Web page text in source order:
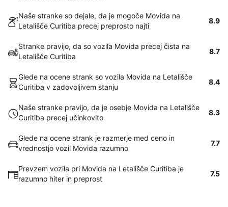
Naše stranke so dejale, da je mogoče Movida na
Letališče Curitiba precej preprosto najti
8.9
Stranke pravijo, da so vozila Movida precej čista na
Letališče Curitiba
8.7
Glede na ocene strank so vozila Movida na Letališče
Curitiba v zadovoljivem stanju
8.4
Naše stranke pravijo, da je osebje Movida na Letališče
Curitiba precej učinkovito
8.3
Glede na ocene strank je razmerje med ceno in
vrednostjo vozil Movida razumno
7.7
Prevzem vozila pri Movida na Letališče Curitiba je
razumno hiter in preprost
7.5